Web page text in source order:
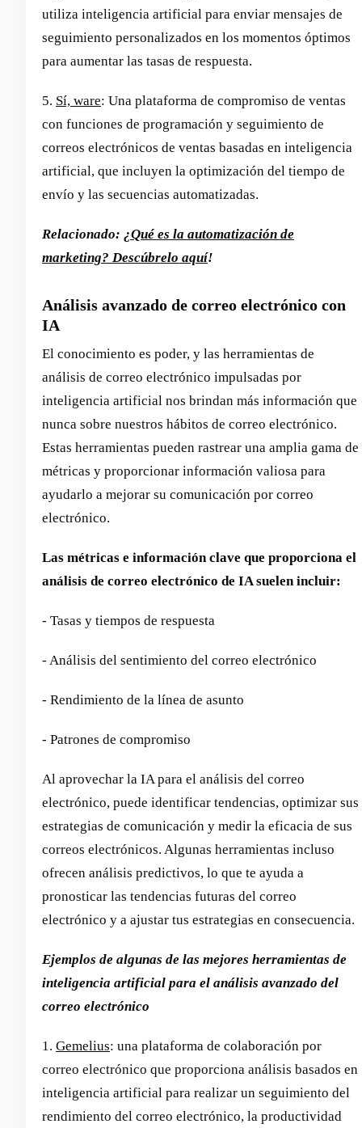
utiliza inteligencia artificial para enviar mensajes de
seguimiento personalizados en los momentos óptimos
para aumentar las tasas de respuesta.
5. Sí, ware: Una plataforma de compromiso de ventas
con funciones de programación y seguimiento de
correos electrónicos de ventas basadas en inteligencia
artificial, que incluyen la optimización del tiempo de
envío y las secuencias automatizadas.
Relacionado: ¿Qué es la automatización de
marketing? Descúbrelo aquí!
Análisis avanzado de correo electrónico con
IA
El conocimiento es poder, y las herramientas de
análisis de correo electrónico impulsadas por
inteligencia artificial nos brindan más información que
nunca sobre nuestros hábitos de correo electrónico.
Estas herramientas pueden rastrear una amplia gama de
métricas y proporcionar información valiosa para
ayudarlo a mejorar su comunicación por correo
electrónico.
Las métricas e información clave que proporciona el
análisis de correo electrónico de IA suelen incluir:
- Tasas y tiempos de respuesta
- Análisis del sentimiento del correo electrónico
- Rendimiento de la línea de asunto
- Patrones de compromiso
Al aprovechar la IA para el análisis del correo
electrónico, puede identificar tendencias, optimizar sus
estrategias de comunicación y medir la eficacia de sus
correos electrónicos. Algunas herramientas incluso
ofrecen análisis predictivos, lo que te ayuda a
pronosticar las tendencias futuras del correo
electrónico y a ajustar tus estrategias en consecuencia.
Ejemplos de algunas de las mejores herramientas de
inteligencia artificial para el análisis avanzado del
correo electrónico
1. Gemelius: una plataforma de colaboración por
correo electrónico que proporciona análisis basados en
inteligencia artificial para realizar un seguimiento del
rendimiento del correo electrónico, la productividad